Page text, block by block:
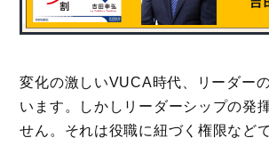
変化の激しいVUCA時代、リーダー
います。しかしリーダーシップの発
せん。それは役職に紐づく権限など